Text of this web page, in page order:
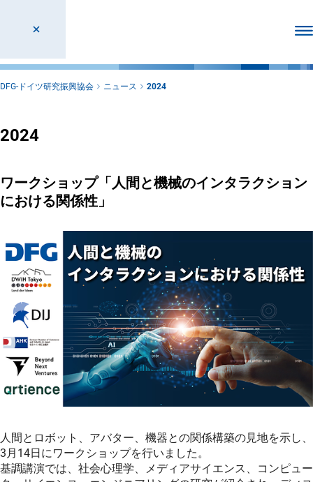
メ
DFG-ドイツ研究振興協会 ニュース 2024
2024
ワークショップ「人間と機械のインタラクション
における関係性」
人間とロボット、アバター、機器との関係構築の見地を示し、
3月14日にワークショップを行いました。
基調講演では、社会心理学、メディアサイエンス、コンピュー